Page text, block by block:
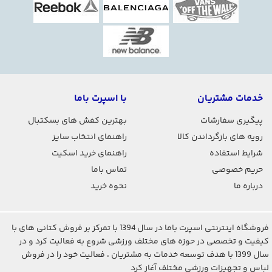
رویه هارد این مدل باعث میشود پا در داخل بوت ثبات
بیشتری داشته باشد. در سرعت های بالا، کوچکترین عدم
تعادل میتواند کنترل اسکیت را دشوار کند؛ به همین
دلیل طراحی بوت مقاوم با ساپورت قوی مچ پا، یکی از
فاکتورهای مهم در اسکیت حرفه ای محسوب میشود.
چرا فلاینگ ایگل S7 یک اسکیت سرعت
حرفه ای است؟
رویه هارد مقاوم با ساپورت قوی مچ پا
مناسب تمرین حرفه ای و اسکیت سرعت شهری
خدمات مشتریان
پیگیری سفارشات
رویه های بازگرداندن کالا
شرایط استفاده
حریم خصوصی
درباره ما
با اسپرت باما
بهترین کفش های بسکتبال
راهنمای انتخاب سایز
راهنمای خرید اسکیت
تماس باما
نحوه خرید
فروشگاه اینترنتی اسپرت باما در سال 1394 با تمرکز بر فروش کتانی های با
کیفیت و تخصصی در حوزه های مختلف ورزشی شروع به فعالیت کرد و در
سال 1399 با هدف توسعه خدمات به مشتریان ، فعالیت خود را در فروش
لباس و تجهیزات ورزشی مختلف آغاز کرد